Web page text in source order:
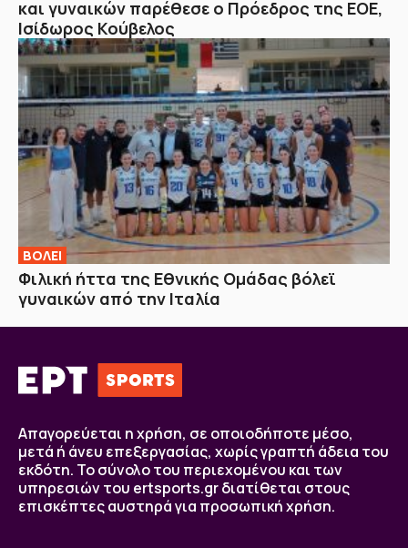
και γυναικών παρέθεσε ο Πρόεδρος της ΕΟΕ,
Ισίδωρος Κούβελος
ΒOΛΕΙ
Φιλική ήττα της Εθνικής Ομάδας βόλεϊ
γυναικών από την Ιταλία
Απαγορεύεται η χρήση, σε οποιοδήποτε μέσο,
μετά ή άνευ επεξεργασίας, χωρίς γραπτή άδεια του
εκδότη. Το σύνολο του περιεχομένου και των
υπηρεσιών του ertsports.gr διατίθεται στους
επισκέπτες αυστηρά για προσωπική χρήση.